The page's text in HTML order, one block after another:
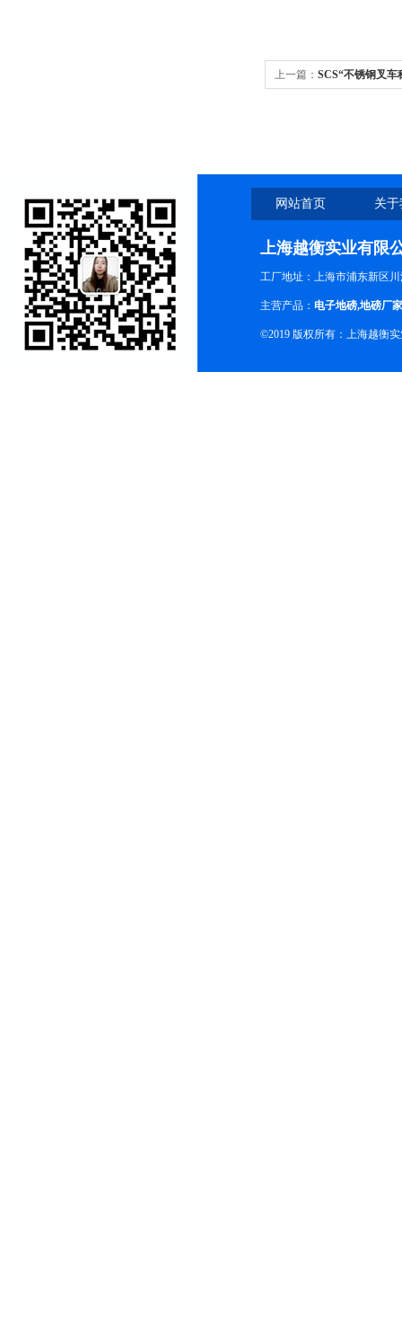
上一篇： SCS“不锈钢叉
网站首页 关
上海越衡实业有限
工厂地址：上海市浦东新区川
主营产品： 电子地磅,地磅厂家
©2019 版权所有：上海越衡